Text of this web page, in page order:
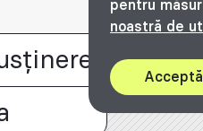
pentru
noastră de
2016 -